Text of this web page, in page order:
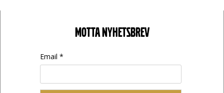
MOTTA NYHETSBREV
Email *